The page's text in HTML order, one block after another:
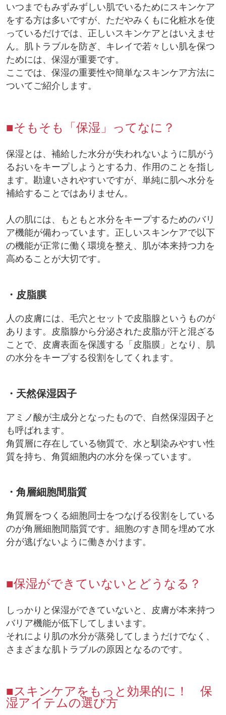
いつまでもみずみずしい肌でいるためにスキンケア
をする方は多いですが、ただやみくもに化粧水を使
っているだけでは、正しいスキンケアとはいえませ
ん。肌トラブルを防ぎ、キレイで若々しい肌を保つ
ためには、保湿が重要です。
ここでは、保湿の重要性や簡単なスキンケア方法に
ついてご紹介します。
■そもそも「保湿」ってなに？
保湿とは、補給した水分が失われないように肌がう
るおいをキープしようとする力、作用のことを指し
ます。勘違いされやすいですが、単純に肌へ水分を
補給することではありません。
人の肌には、もともと水分をキープするためのバリ
ア機能が備わっています。正しいスキンケアで以下
の機能が正常に働く環境を整え、肌が本来持つ力を
高めることが大切です。
・皮脂膜
人の皮膚には、毛穴とセットで皮脂腺というものが
あります。皮脂腺から分泌された皮脂が汗と混ざる
ことで、皮膚表面を保護する「皮脂膜」となり、肌
の水分をキープする役割をしてくれます。
・天然保湿因子
アミノ酸が主成分となったもので、自然保湿因子と
も呼ばれます。
角質層に存在している物質で、水と馴染みやすい性
質を持ち、角質細胞内の水分を保っています。
・角層細胞間脂質
角質層をつくる細胞同士をつなげる役割をしている
のが角層細胞間脂質です。細胞のすき間を埋めて水
分が逃げないように働きかけます。
■保湿ができていないとどうなる？
しっかりと保湿ができていないと、皮膚が本来持つ
バリア機能が低下してしまいます。
それにより肌の水分が蒸発してしまうだけでなく、
さまざまな肌トラブルの原因となるのです。
■スキンケアをもっと効果的に！ 保
湿アイテムの選び方